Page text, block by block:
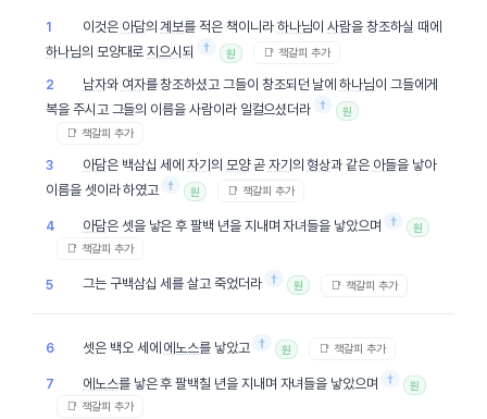
1 이것은 아담의계보를 적은 책이니라 하나님이사람을 창조하실 때에
하나님의 모양대로지으시되 † 원 📑 책갈피 추가
2 남자와 여자를 창조하셨고 그들이 창조되던 날에하나님이 그들에게
복을 주시고 그들의 이름을 사람이라 일컬으셨더라 † 원
📑 책갈피 추가
3 아담은 백삼십 세에자기의 모양곧 자기의형상과 같은 아들을 낳아
이름을 셋이라 하였고 † 원 📑 책갈피 추가
4 아담은 셋을 낳은 후 팔백 년을 지내며 자녀들을 낳았으며 † 원
📑 책갈피 추가
5 그는 구백삼십 세를 살고 죽었더라 † 원 📑 책갈피 추가
6 셋은 백오 세에 에노스를 낳았고 † 원 📑 책갈피 추가
7 에노스를 낳은 후 팔백칠 년을 지내며 자녀들을 낳았으며 † 원
📑 책갈피 추가